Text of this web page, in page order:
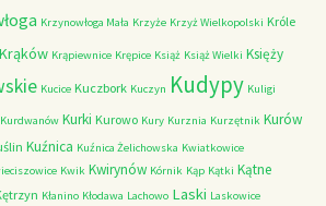
Krzynowłoga Mała Krzyże Krzyż Wielkopolski Króle
Krąków Krąpiewnice Krępice Książ Książ Wielki Księży
Kucice Kuczbork Kuczyn Kudypy Kuligi
Kurdwanów Kurki Kurowo Kury Kurznia Kurzętnik Kurów
Kuźnica Kuźnica Żelichowska Kwiatkowice
Kwik Kwirynów Kórnik Kąp Kątki Kątne
Kłanino Kłodawa Lachowo Laski Laskowice